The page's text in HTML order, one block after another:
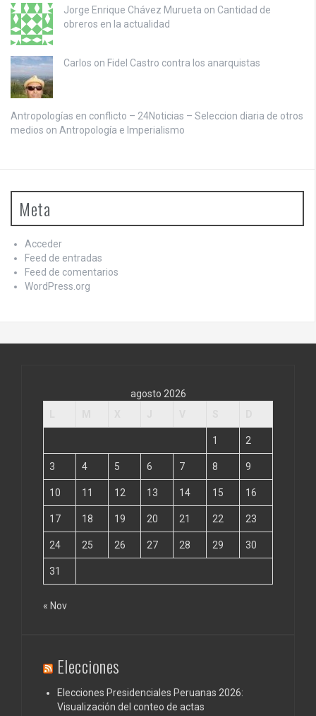
Jorge Enrique Chávez Murueta on Cantidad de
obreros en la actualidad
Carlos on Fidel Castro contra los anarquistas
Antropologías en conflicto – 24Noticias – Seleccion diaria de otros
medios on Antropología e Imperialismo
Meta
Acceder
Feed de entradas
Feed de comentarios
WordPress.org
agosto 2026
1 2
3 4 5 6 7 8 9
10 11 12 13 14 15 16
17 18 19 20 21 22 23
24 25 26 27 28 29 30
31
« Nov
Elecciones
Elecciones Presidenciales Peruanas 2026:
Visualización del conteo de actas